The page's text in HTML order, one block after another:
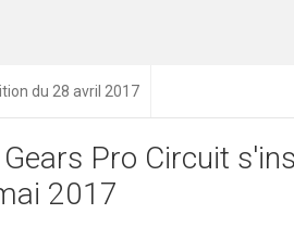
du 28 avril 2017
Gears Pro Circuit
2017